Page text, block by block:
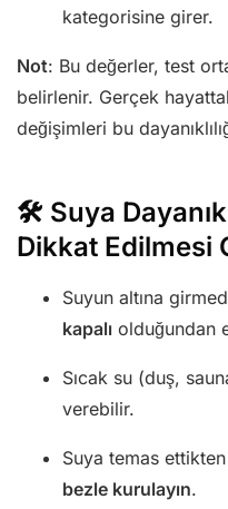
kategorisine girer.
Not: Bu değerler, test
belirlenir. Gerçek
değişimleri bu
🛠️ Suya
Dikkat Edilmesi
Suyun altına
kapalı olduğundan
Sıcak su (duş,
verebilir.
Suya temas
bezle kurulayın.